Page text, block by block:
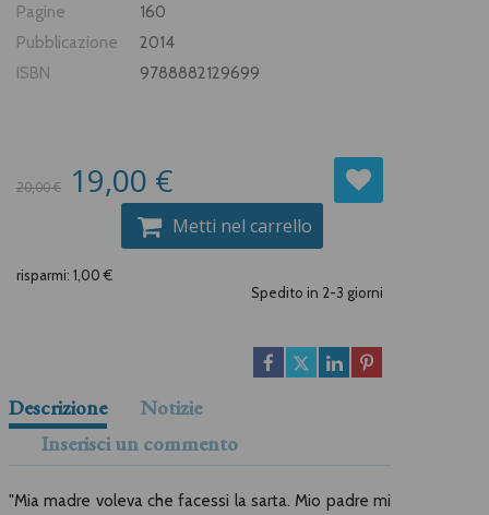
Pagine
160
Pubblicazione
2014
ISBN
9788882129699
20,00 € 19,00 €
Metti nel carrello
risparmi: 1,00 €
Spedito in 2-3 giorni
Descrizione
Notizie
Inserisci un commento
"Mia madre voleva che facessi la sarta. Mio padre mi